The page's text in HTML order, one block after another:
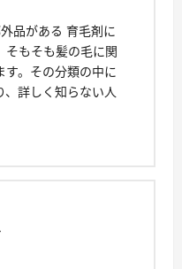
品がある 育毛剤に
そもそも髪の毛に関
す。その分類の中に
、詳しく知らない人